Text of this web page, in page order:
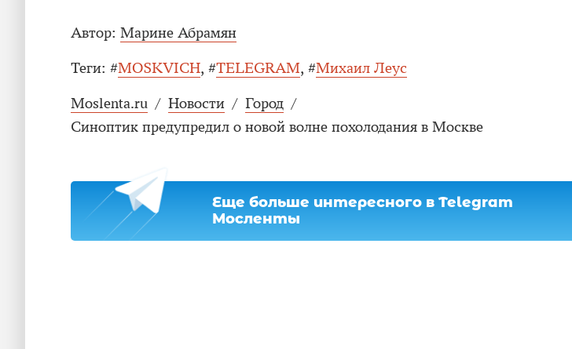
Автор: Марине Абрамян
Теги: #MOSKVICH, #TELEGRAM, #Михаил Леус
Moslenta.ru / Новости / Город /
Синоптик предупредил о новой волне похолодания в Москве
Еще больше интересного в Telegram
Мосленты